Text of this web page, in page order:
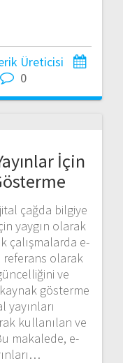
Üreticisi
0
İçin
çağda bilgiye
yaygın olarak
çalışmalarda e-
referans olarak
ve
gösterme
yayınları
kullanılan ve
makalede, e-